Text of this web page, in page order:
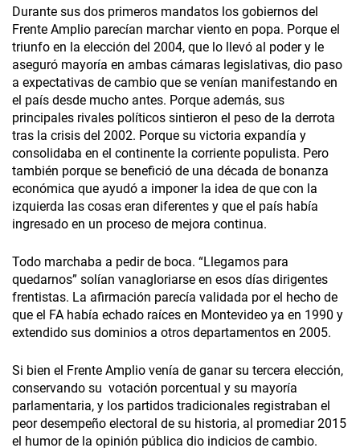
Durante sus dos primeros mandatos los gobiernos del
Frente Amplio parecían marchar viento en popa. Porque el
triunfo en la elección del 2004, que lo llevó al poder y le
aseguró mayoría en ambas cámaras legislativas, dio paso
a expectativas de cambio que se venían manifestando en
el país desde mucho antes. Porque además, sus
principales rivales políticos sintieron el peso de la derrota
tras la crisis del 2002. Porque su victoria expandía y
consolidaba en el continente la corriente populista. Pero
también porque se benefició de una década de bonanza
económica que ayudó a imponer la idea de que con la
izquierda las cosas eran diferentes y que el país había
ingresado en un proceso de mejora continua.
Todo marchaba a pedir de boca. “Llegamos para
quedarnos” solían vanagloriarse en esos días dirigentes
frentistas. La afirmación parecía validada por el hecho de
que el FA había echado raíces en Montevideo ya en 1990 y
extendido sus dominios a otros departamentos en 2005.
Si bien el Frente Amplio venía de ganar su tercera elección,
conservando su votación porcentual y su mayoría
parlamentaria, y los partidos tradicionales registraban el
peor desempeño electoral de su historia, al promediar 2015
el humor de la opinión pública dio indicios de cambio.